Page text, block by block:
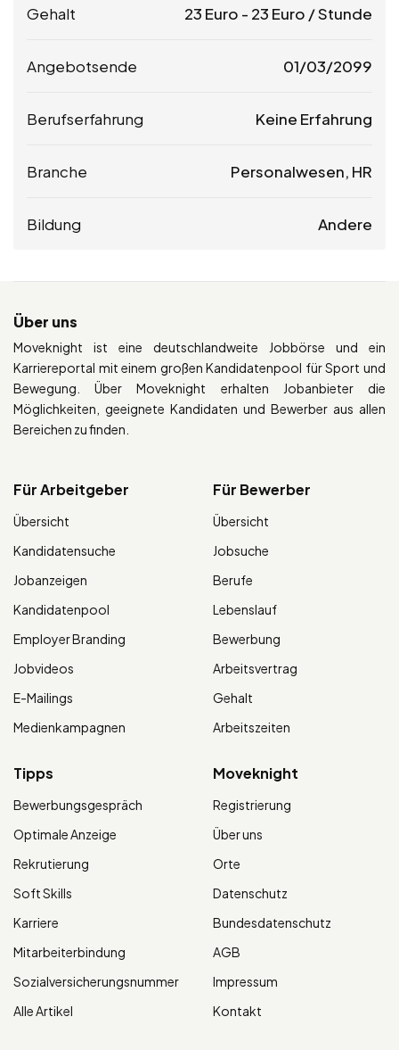
Gehalt 23 Euro - 23 Euro / Stunde
Angebotsende 01/03/2099
Berufserfahrung Keine Erfahrung
Branche Personalwesen, HR
Bildung Andere
Über uns
Moveknight ist eine deutschlandweite Jobbörse und ein
Karriereportal mit einem großen Kandidatenpool für Sport und
Bewegung. Über Moveknight erhalten Jobanbieter die
Möglichkeiten, geeignete Kandidaten und Bewerber aus allen
Bereichen zu finden.
Für Arbeitgeber
Übersicht
Kandidatensuche
Jobanzeigen
Kandidatenpool
Employer Branding
Jobvideos
E-Mailings
Medienkampagnen
Für Bewerber
Übersicht
Jobsuche
Berufe
Lebenslauf
Bewerbung
Arbeitsvertrag
Gehalt
Arbeitszeiten
Tipps
Bewerbungsgespräch
Optimale Anzeige
Rekrutierung
Soft Skills
Karriere
Mitarbeiterbindung
Sozialversicherungsnummer
Alle Artikel
Moveknight
Registrierung
Über uns
Orte
Datenschutz
Bundesdatenschutz
AGB
Impressum
Kontakt